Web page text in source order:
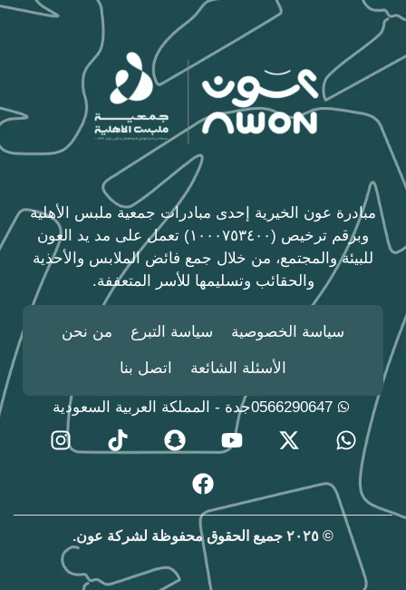
مبادرة عون الخيرية إحدى مبادرات جمعية ملبس الأهلية
وبرقم ترخيص (١٠٠٠٧٥٣٤٠٠) تعمل على مد يد العون
للبيئة والمجتمع، من خلال جمع فائض الملابس والأحذية
والحقائب وتسليمها للأسر المتعففة.
سياسة الخصوصية سياسة التبرع من نحن
الأسئلة الشائعة اتصل بنا
0566290647جدة - المملكة العربية السعودية
© ٢٠٢٥ جميع الحقوق محفوظة لشركة عون.